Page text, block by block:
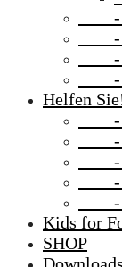
-
-
-
-
Helfen
-
-
-
-
-
Kids for
SHOP